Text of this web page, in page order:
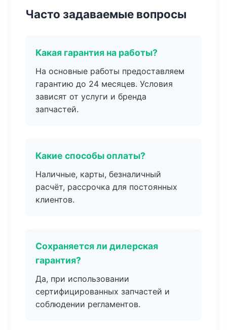
Часто задаваемые вопросы
Какая гарантия на работы?
На основные работы предоставляем
гарантию до 24 месяцев. Условия
зависят от услуги и бренда
запчастей.
Какие способы оплаты?
Наличные, карты, безналичный
расчёт, рассрочка для постоянных
клиентов.
Сохраняется ли дилерская
гарантия?
Да, при использовании
сертифицированных запчастей и
соблюдении регламентов.